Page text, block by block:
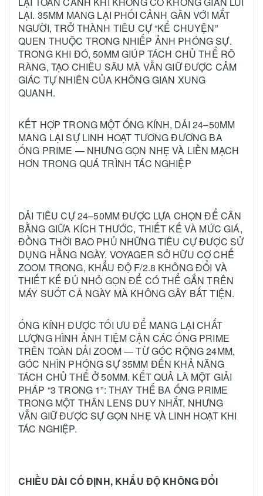
LẠI. 35MM MANG LẠI PHỐI CẢNH GẦN VỚI MẮT
NGƯỜI, TRỞ THÀNH TIÊU CỰ “KỂ CHUYỆN”
QUEN THUỘC TRONG NHIẾP ẢNH PHÓNG SỰ.
TRONG KHI ĐÓ, 50MM GIÚP TÁCH CHỦ THỂ RÕ
RÀNG, TẠO CHIỀU SÂU MÀ VẪN GIỮ ĐƯỢC CẢM
GIÁC TỰ NHIÊN CỦA KHÔNG GIAN XUNG
QUANH.
KẾT HỢP TRONG MỘT ỐNG KÍNH, DẢI 24–50MM
MANG LẠI SỰ LINH HOẠT TƯƠNG ĐƯƠNG BA
ỐNG PRIME — NHƯNG GỌN NHẸ VÀ LIỀN MẠCH
HƠN TRONG QUÁ TRÌNH TÁC NGHIỆP
DẢI TIÊU CỰ 24–50MM ĐƯỢC LỰA CHỌN ĐỂ CÂN
BẰNG GIỮA KÍCH THƯỚC, THIẾT KẾ VÀ MỨC GIÁ,
ĐỒNG THỜI BAO PHỦ NHỮNG TIÊU CỰ ĐƯỢC SỬ
DỤNG HẰNG NGÀY. VOYAGER SỞ HỮU CƠ CHẾ
ZOOM TRONG, KHẨU ĐỘ F/2.8 KHÔNG ĐỔI VÀ
THIẾT KẾ ĐỦ NHỎ GỌN ĐỂ CÓ THỂ GẮN TRÊN
MÁY SUỐT CẢ NGÀY MÀ KHÔNG GÂY BẤT TIỆN.
ỐNG KÍNH ĐƯỢC TỐI ƯU ĐỂ MANG LẠI CHẤT
LƯỢNG HÌNH ẢNH TIỆM CẬN CÁC ỐNG PRIME
TRÊN TOÀN DẢI ZOOM — TỪ GÓC RỘNG 24MM,
GÓC NHÌN PHÓNG SỰ 35MM ĐẾN KHẢ NĂNG
TÁCH CHỦ THỂ Ở 50MM. KẾT QUẢ LÀ MỘT GIẢI
PHÁP “3 TRONG 1”: THAY THẾ BA ỐNG PRIME
TRONG MỘT THÂN LENS DUY NHẤT, NHƯNG
VẪN GIỮ ĐƯỢC SỰ GỌN NHẸ VÀ LINH HOẠT KHI
TÁC NGHIỆP.
CHIỀU DÀI CỐ ĐỊNH, KHẨU ĐỘ KHÔNG ĐỔI